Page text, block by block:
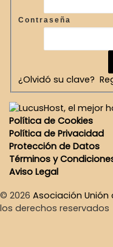
Contraseña
¿Olvidó su clave?
Política de Cookies
Política de Privacidad
Protección de Datos
Términos y
Aviso Legal
© 2026 Asociación Unión
los derechos reservados